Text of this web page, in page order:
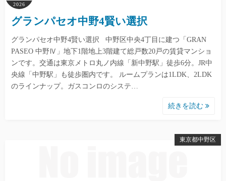
2026
グランパセオ中野4賢い選択
グランパセオ中野4賢い選択 中野区中央4丁目に建つ「GRAN
PASEO 中野Ⅳ」地下1階地上3階建て総戸数20戸の賃貸マンショ
ンです。交通は東京メトロ丸ノ内線「新中野駅」徒歩6分。JR中
央線「中野駅」も徒歩圏内です。 ルームプランは1LDK、2LDK
のラインナップ。ガスコンロのシステ…
続きを読む
東京都中野区